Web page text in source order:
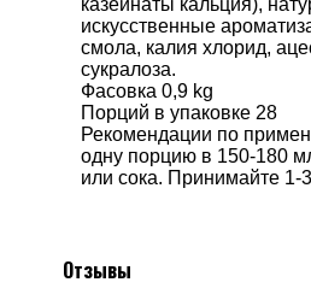
казеинаты кальция),
искусственные
смола, калия хлорид,
сукралоза.
Фасовка 0,9 kg
Порций в упаковке 28
Рекомендации по
одну порцию в 150-180
или сока. Принимайте 1-
Отзывы